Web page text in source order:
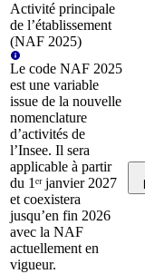
Activité principale
de l’établissement
(NAF 2025)
Le code NAF 2025
est une variable
issue de la nouvelle
nomenclature
d’activités de
l’Insee. Il sera
applicable à partir
du 1ᵉʳ janvier 2027
et coexistera
jusqu’en fin 2026
avec la NAF
actuellement en
vigueur.